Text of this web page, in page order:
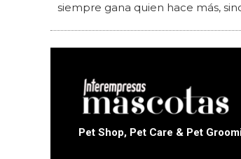
siempre gana quien hace más,
Pet Shop, Pet Care & Pet